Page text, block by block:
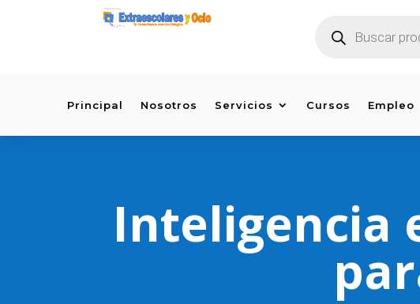
PRODUCTOS
Principal Nosotros Servicios Cursos Empleo
Inteligencia